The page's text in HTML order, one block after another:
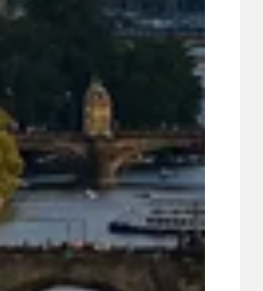
ÚZEMNÍ A STRATEGICKÝ PLÁN
VEŘEJNÉ ZAKÁZKY, VOLNÁ PRACOVNÍ MÍSTA
ZDRAVOTNÍ STŘEDISKO ÚJEZD NAD LESY